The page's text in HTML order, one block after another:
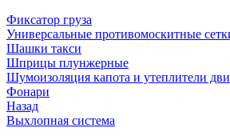
Фиксатор груза
Универсальные противомоскитные
Шашки такси
Шприцы плунжерные
Шумоизоляция капота и утеплители
Фонари
Назад
Выхлопная система